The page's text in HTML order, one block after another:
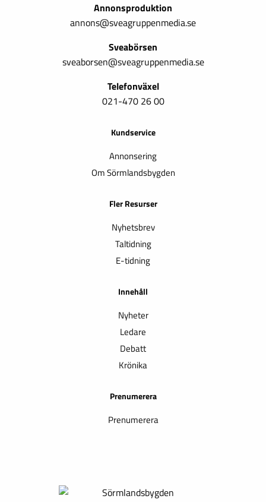
Annonsproduktion
annons@sveagruppenmedia.se
Sveabörsen
sveaborsen@sveagruppenmedia.se
Telefonväxel
021-470 26 00
Kundservice
Annonsering
Om Sörmlandsbygden
Fler Resurser
Nyhetsbrev
Taltidning
E-tidning
Innehåll
Nyheter
Ledare
Debatt
Krönika
Prenumerera
Prenumerera